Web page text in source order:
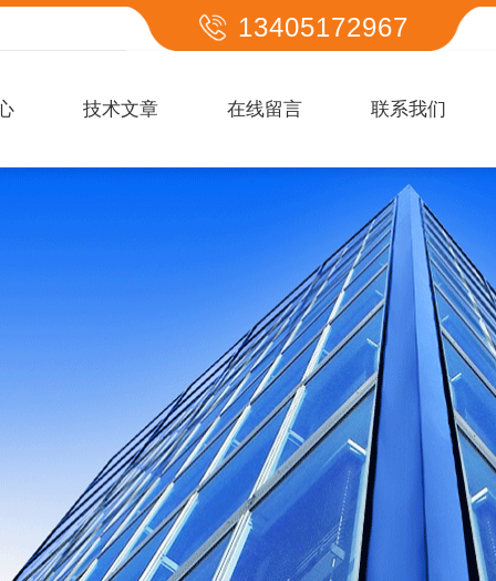
13405172967
技术文章 在线留言 联系我们